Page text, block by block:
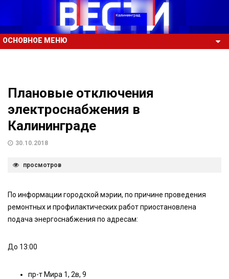
ОСНОВНОЕ МЕНЮ
Плановые отключения
электроснабжения в
Калининграде
30.10.2018
просмотров
По информации городской мэрии, по причине проведения
ремонтных и профилактических работ приостановлена
подача энергоснабжения по адресам:
До 13:00
пр-т Мира 1, 2в, 9